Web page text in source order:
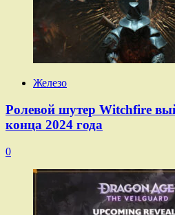
Железо
Ролевой шутер Witchfire
конца 2024 года
0